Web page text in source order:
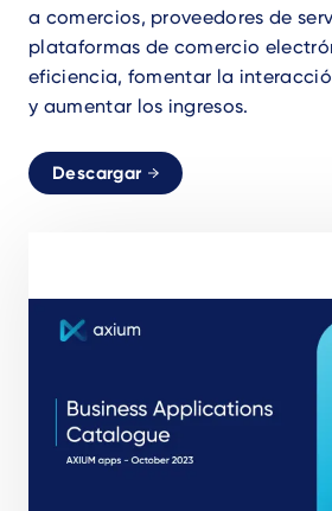
a comercios, proveedores de
plataformas de comercio
eficiencia, fomentar la
y aumentar los ingresos.
Descargar